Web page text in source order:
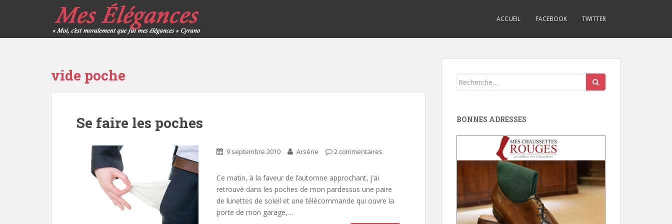
ACCUEIL FACEBOOK TWITTER
vide poche
Se faire les poches
9 septembre 2010 Arsène 2 commentaires
Ce matin, à la faveur de l’automne approchant, j’ai
retrouvé dans les poches de mon pardessus une paire
de lunettes de soleil et une télécommande qui ouvre la
porte de mon garage,…
Search
BONNES ADRESSES